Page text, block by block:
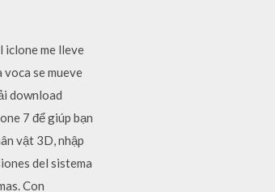
iclone me lleve
se mueve
download
7 để giúp bạn
vật 3D, nhập
del sistema
Con